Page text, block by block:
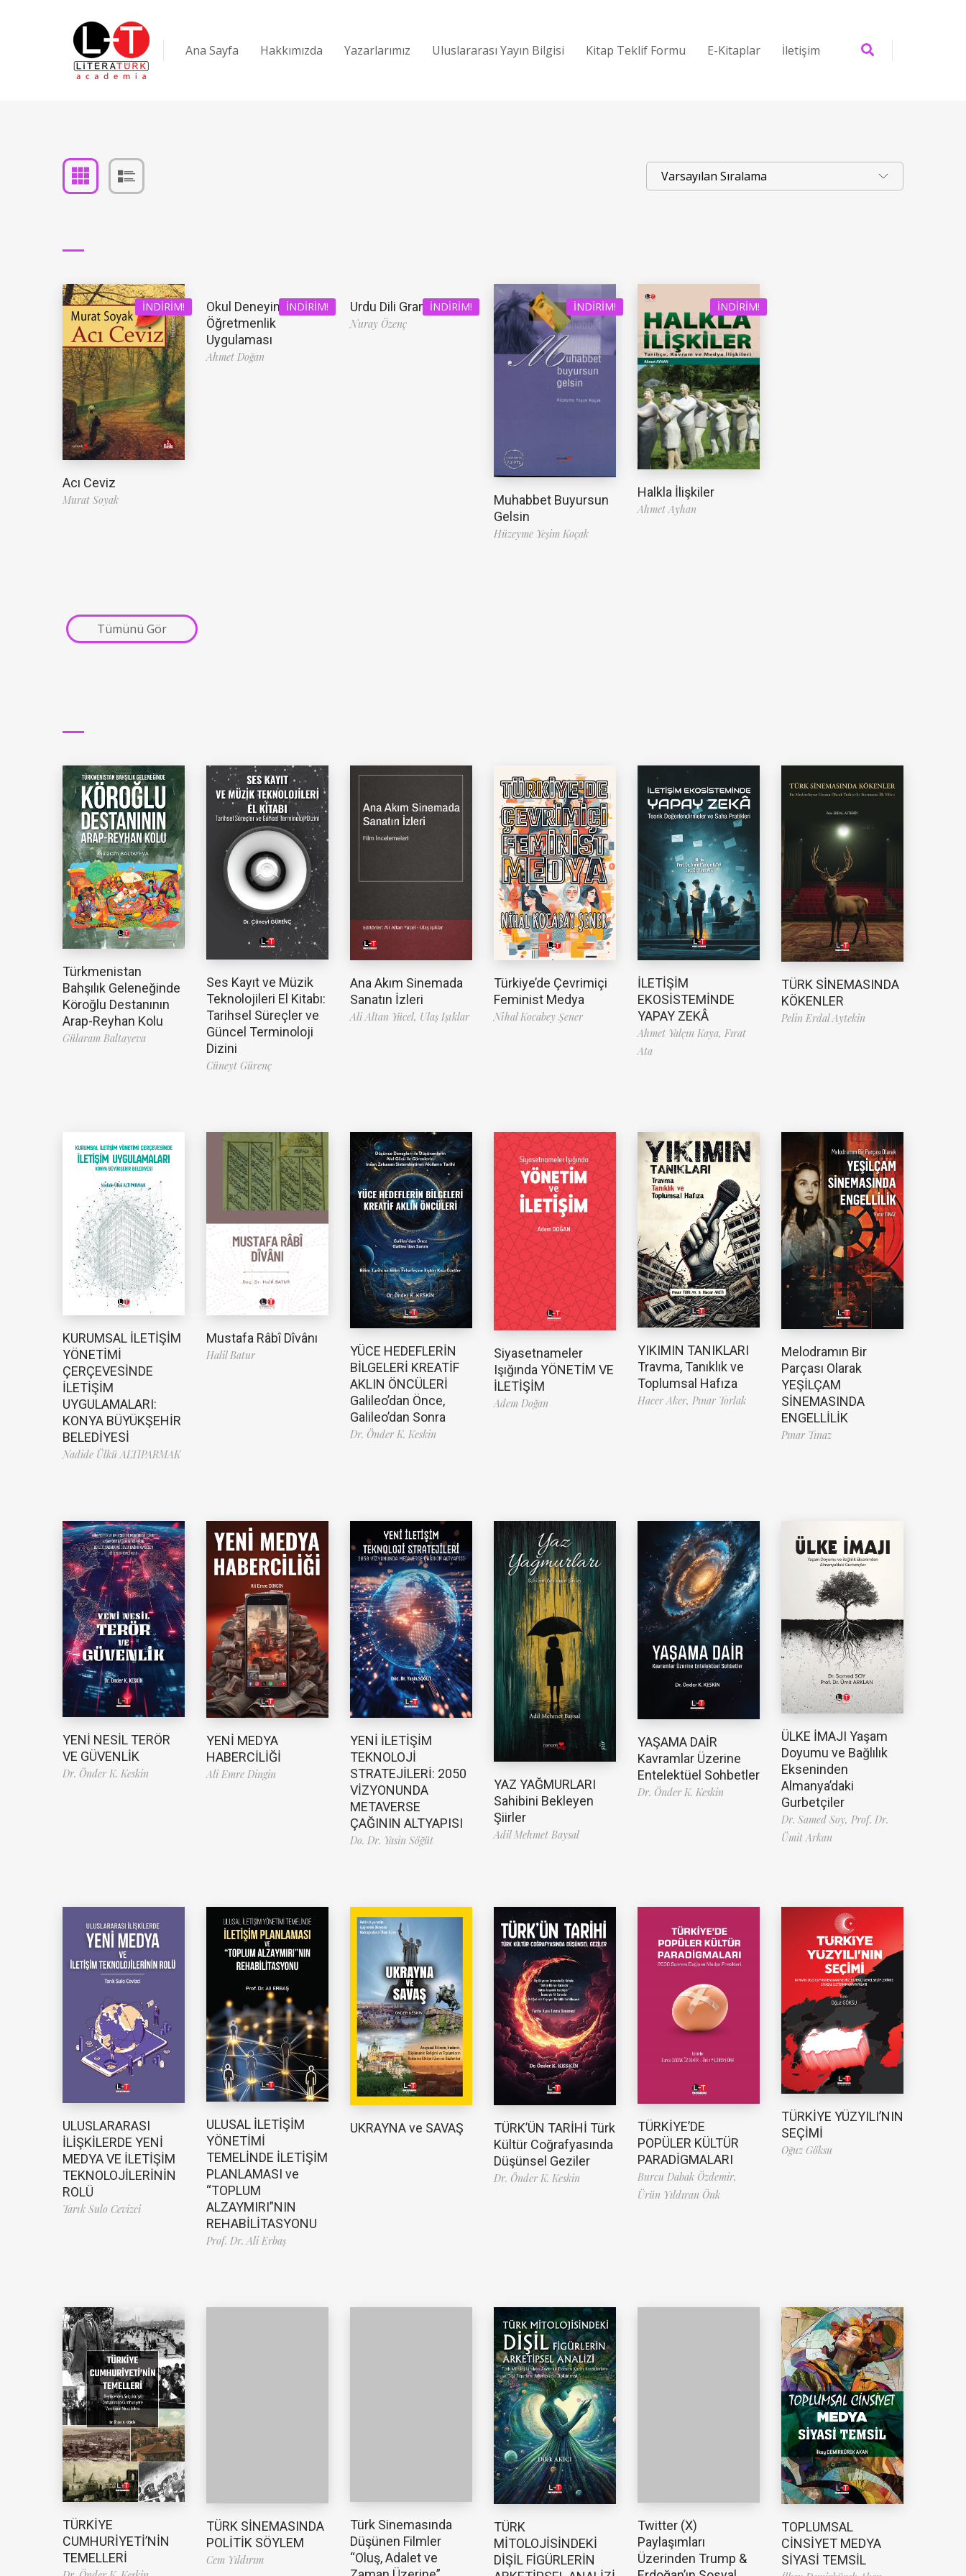
Ana Sayfa Hakkımızda Yazarlarımız Uluslararası Yayın Bilgisi Kitap Teklif Formu E-Kitaplar İletişim
İNDIRIM!
Acı Ceviz
Murat Soyak
İNDIRIM!
Okul Deneyimi ve
Öğretmenlik
Uygulaması
Ahmet Doğan
İNDIRIM!
Urdu Dili Grameri
Nuray Özenç
İNDIRIM!
Muhabbet Buyursun
Gelsin
Hüzeyme Yeşim Koçak
İNDIRIM!
Halkla İlişkiler
Ahmet Ayhan
Tümünü Gör
Türkmenistan
Bahşılık Geleneğinde
Köroğlu Destanının
Arap-Reyhan Kolu
Gülaram Baltayeva
Ses Kayıt ve Müzik
Teknolojileri El Kitabı:
Tarihsel Süreçler ve
Güncel Terminoloji
Dizini
Cüneyt Gürenç
Ana Akım Sinemada
Sanatın İzleri
Ali Altan Yücel, Ulaş Işıklar
Türkiye’de Çevrimiçi
Feminist Medya
Nihal Kocabey Şener
İLETİŞİM
EKOSİSTEMİNDE
YAPAY ZEKÂ
Ahmet Yalçın Kaya, Fırat
Ata
TÜRK SİNEMASINDA
KÖKENLER
Pelin Erdal Aytekin
KURUMSAL İLETİŞİM
YÖNETİMİ
ÇERÇEVESİNDE
İLETİŞİM
UYGULAMALARI:
KONYA BÜYÜKŞEHİR
BELEDİYESİ
Nadide Ülkü ALTIPARMAK
Mustafa Râbî Dîvânı
Halil Batur
YÜCE HEDEFLERİN
BİLGELERİ KREATİF
AKLIN ÖNCÜLERİ
Galileo’dan Önce,
Galileo’dan Sonra
Dr. Önder K. Keskin
Siyasetnameler
Işığında YÖNETİM VE
İLETİŞİM
Adem Doğan
YIKIMIN TANIKLARI
Travma, Tanıklık ve
Toplumsal Hafıza
Hacer Aker, Pınar Torlak
Melodramın Bir
Parçası Olarak
YEŞİLÇAM
SİNEMASINDA
ENGELLİLİK
Pınar Tınaz
YENİ NESİL TERÖR
VE GÜVENLİK
Dr. Önder K. Keskin
YENİ MEDYA
HABERCİLİĞİ
Ali Emre Dingin
YENİ İLETİŞİM
TEKNOLOJİ
STRATEJİLERİ: 2050
VİZYONUNDA
METAVERSE
ÇAĞININ ALTYAPISI
Do. Dr. Yasin Söğüt
YAZ YAĞMURLARI
Sahibini Bekleyen
Şiirler
Adil Mehmet Baysal
YAŞAMA DAİR
Kavramlar Üzerine
Entelektüel Sohbetler
Dr. Önder K. Keskin
ÜLKE İMAJI Yaşam
Doyumu ve Bağlılık
Ekseninden
Almanya’daki
Gurbetçiler
Dr. Samed Soy, Prof. Dr.
Ümit Arkan
ULUSLARARASI
İLİŞKİLERDE YENİ
MEDYA VE İLETİŞİM
TEKNOLOJİLERİNİN
ROLÜ
Tarık Sulo Cevizci
ULUSAL İLETİŞİM
YÖNETİMİ
TEMELİNDE İLETİŞİM
PLANLAMASI ve
“TOPLUM
ALZAYMIRI”NIN
REHABİLİTASYONU
Prof. Dr. Ali Erbaş
UKRAYNA ve SAVAŞ
TÜRK’ÜN TARİHİ Türk
Kültür Coğrafyasında
Düşünsel Geziler
Dr. Önder K. Keskin
TÜRKİYE’DE
POPÜLER KÜLTÜR
PARADİGMALARI
Burcu Dabak Özdemir,
Ürün Yıldıran Önk
TÜRKİYE YÜZYILI’NIN
SEÇİMİ
Oğuz Göksu
TÜRKİYE
CUMHURİYETİ’NİN
TEMELLERİ
TÜRK SİNEMASINDA
POLİTİK SÖYLEM
Cem Yıldırım
Türk Sinemasında
Düşünen Filmler
“Oluş, Adalet ve
TÜRK
MİTOLOJİSİNDEKİ
DİŞİL FİGÜRLERİN
Twitter (X)
Paylaşımları
Üzerinden Trump &
TOPLUMSAL
CİNSİYET MEDYA
SİYASİ TEMSİL